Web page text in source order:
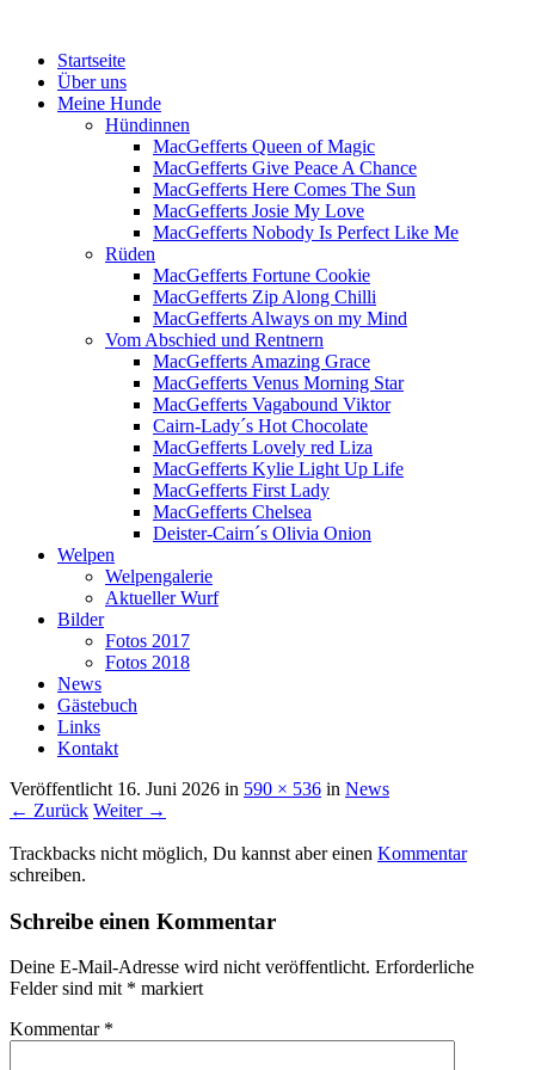
Menü
Zum
Inhalt
springen
Startseite
Über uns
Meine Hunde
Hündinnen
MacGefferts Queen of Magic
MacGefferts Give Peace A Chance
MacGefferts Here Comes The Sun
MacGefferts Josie My Love
MacGefferts Nobody Is Perfect Like Me
Rüden
MacGefferts Fortune Cookie
MacGefferts Zip Along Chilli
MacGefferts Always on my Mind
Vom Abschied und Rentnern
MacGefferts Amazing Grace
MacGefferts Venus Morning Star
MacGefferts Vagabound Viktor
Cairn-Lady´s Hot Chocolate
MacGefferts Lovely red Liza
MacGefferts Kylie Light Up Life
MacGefferts First Lady
MacGefferts Chelsea
Deister-Cairn´s Olivia Onion
Welpen
Welpengalerie
Aktueller Wurf
Bilder
Fotos 2017
Fotos 2018
News
Gästebuch
Links
Kontakt
Veröffentlicht 16. Juni 2026 in 590 × 536 in News
← Zurück Weiter →
Trackbacks nicht möglich, Du kannst aber einen Kommentar
schreiben.
Schreibe einen Kommentar
Deine E-Mail-Adresse wird nicht veröffentlicht. Erforderliche
Felder sind mit * markiert
Kommentar *